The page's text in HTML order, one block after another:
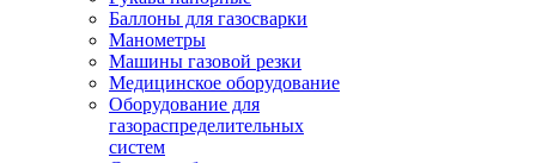
Баллоны для газосварки
Манометры
Машины газовой резки
Медицинское оборудование
Оборудование для
газораспределительных
систем